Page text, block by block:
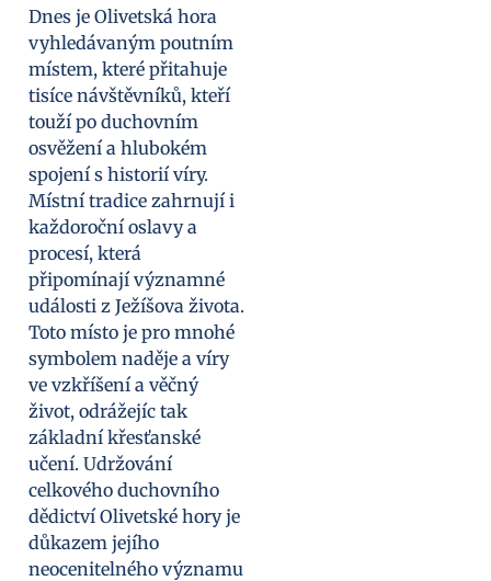
Dnes je Olivetská hora
vyhledávaným poutním
místem, které přitahuje
tisíce návštěvníků, kteří
touží po duchovním
osvěžení a hlubokém
spojení s historií víry.
Místní tradice zahrnují i
každoroční oslavy a
procesí, která
připomínají významné
události z Ježíšova života.
Toto místo je pro mnohé
symbolem naděje a víry
ve vzkříšení a věčný
život, odrážejíc tak
základní křesťanské
učení. Udržování
celkového duchovního
dědictví Olivetské hory je
důkazem jejího
neocenitelného významu